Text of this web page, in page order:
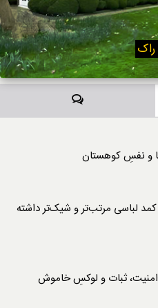
دیدگاه‌ها
و نفسِ کوهستان
لباسی مرتب‌تر و شیک‌تر داشته
ثبات و لوکسِ خاموش